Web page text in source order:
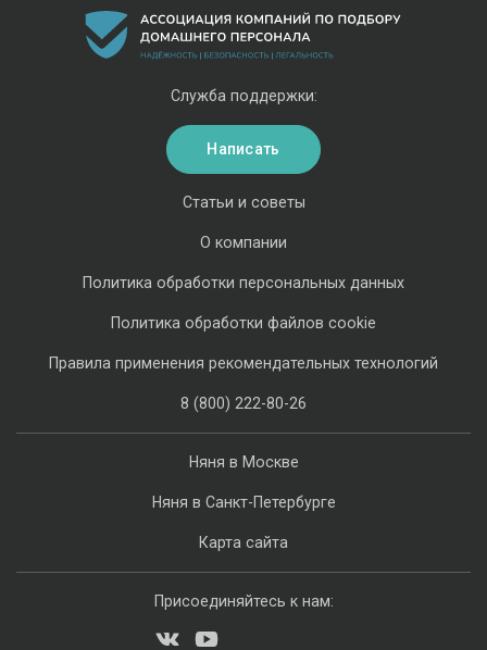
Няня в Москве
Няня в Санкт-Петербурге
Карта сайта
Статьи и советы
О компании
Политика обработки персональных данных
Политика обработки файлов cookie
Правила применения рекомендательных технологий
8 (800) 222-80-26
Служба поддержки:
Написать
Присоединяйтесь к нам: